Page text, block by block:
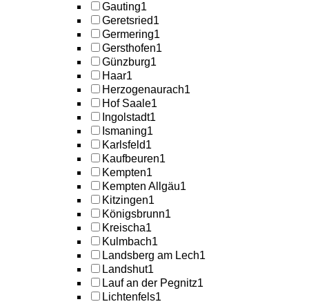
Gauting1
Geretsried1
Germering1
Gersthofen1
Günzburg1
Haar1
Herzogenaurach1
Hof Saale1
Ingolstadt1
Ismaning1
Karlsfeld1
Kaufbeuren1
Kempten1
Kempten Allgäu1
Kitzingen1
Königsbrunn1
Kreischa1
Kulmbach1
Landsberg am Lech1
Landshut1
Lauf an der Pegnitz1
Lichtenfels1